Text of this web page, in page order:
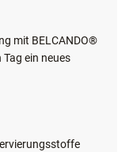
mit BELCANDO®
ein neues